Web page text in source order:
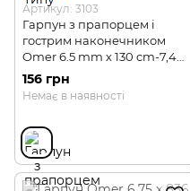
Артикул: 3103
Гарпун з прапорцем і
гострим наконечником
Omer 6.5 mm х 130 cm-7,4
cm barb-OMER tip
156 грн
Немає в наявності